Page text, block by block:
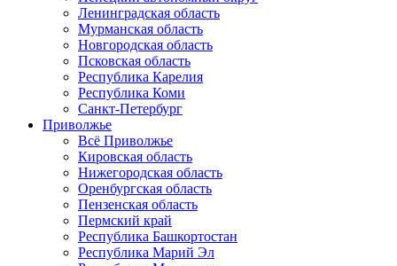
Ленинградская область
Мурманская область
Новгородская область
Псковская область
Республика Карелия
Республика Коми
Санкт-Петербург
Приволжье
Всё Приволжье
Кировская область
Нижегородская область
Оренбургская область
Пензенская область
Пермский край
Республика Башкортостан
Республика Марий Эл